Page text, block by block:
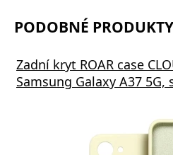
PODOBNÉ
Zadní kryt ROAR case
Samsung Galaxy A37 5G,